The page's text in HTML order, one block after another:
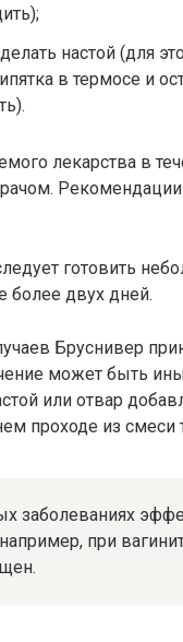
настой (для
в термосе и
лекарства в
готовить
более двух дней.
Бруснивер
может быть
или отвар
проходе из
заболеваниях
при